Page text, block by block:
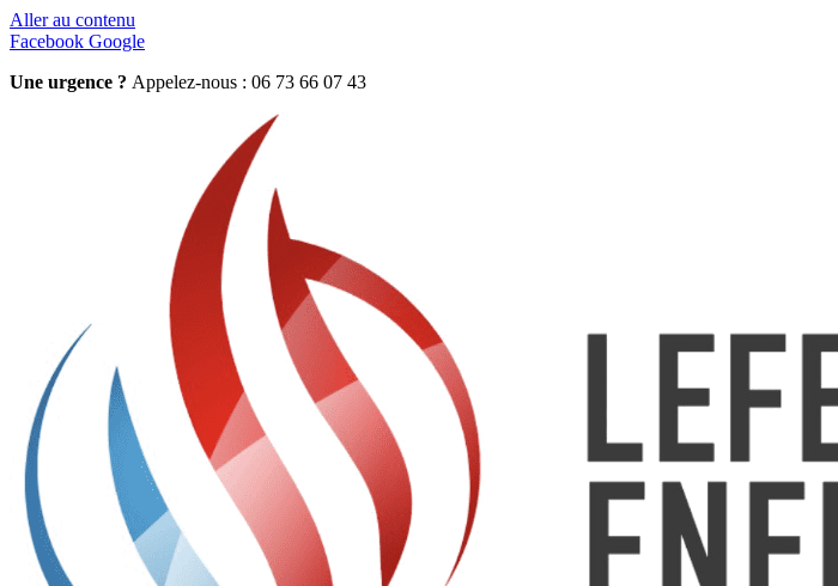
Aller au contenu
Facebook Google
Une urgence ? Appelez-nous : 06 73 66 07 43